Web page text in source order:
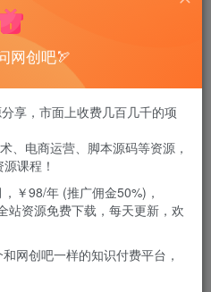
很不错的方向，毫无经验也
上限，每年几W到几十W的
。
网创吧🏹
享，市面上收费几百几千的项
、电商运营、脚本源码等资源，
课程！
￥98/年 (推广佣金50%)，
站资源免费下载，每天更新，欢
网创吧一样的知识付费平台，